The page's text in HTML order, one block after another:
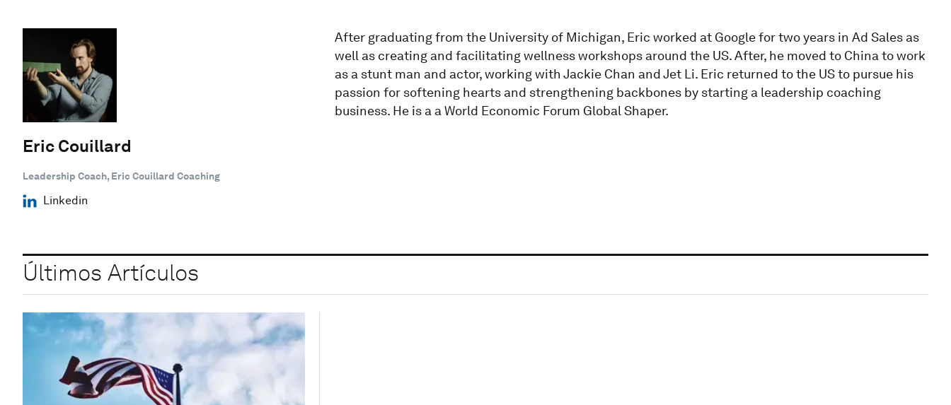
Eric Couillard
Leadership Coach, Eric Couillard Coaching
Linkedin
After graduating from the University of Michigan, Eric worked at Google for two years in Ad Sales as
well as creating and facilitating wellness workshops around the US. After, he moved to China to work
as a stunt man and actor, working with Jackie Chan and Jet Li. Eric returned to the US to pursue his
passion for softening hearts and strengthening backbones by starting a leadership coaching
business. He is a a World Economic Forum Global Shaper.
Últimos Artículos